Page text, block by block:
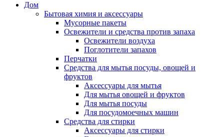
Дом
Бытовая химия и аксессуары
Мусорные пакеты
Освежители и средства против запаха
Освежители воздуха
Поглотители запахов
Перчатки
Средства для мытья посуды, овощей и
фруктов
Аксессуары для мытья
Для мытья овощей и фруктов
Для мытья посуды
Для посудомоечных машин
Средства для стирки
Аксессуары для стирки